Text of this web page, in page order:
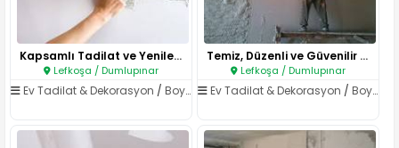
Kapsamlı Tadilat ve Yenileme H..
Lefkoşa / Dumlupınar
Ev Tadilat & Dekorasyon / Boya & Badana
Temiz, Düzenli ve Güvenilir İş..
Lefkoşa / Dumlupınar
Ev Tadilat & Dekorasyon /Boya & Badana